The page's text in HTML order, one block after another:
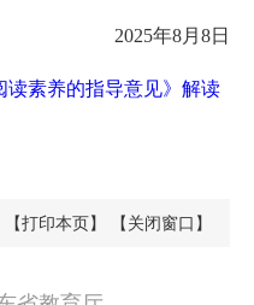
2025年8月8日
读素养的指导意见》解读
【打印本页】 【关闭窗口】